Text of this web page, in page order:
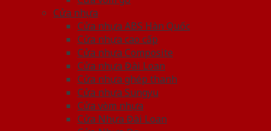
Cửa nhựa
Cửa nhựa ABS Hàn Quốc
Cửa nhựa cao cấp
Cửa nhựa Composite
Cửa nhựa Đài Loan
Cửa nhựa ghép thanh
Cửa nhựa Sungyu
Cửa vòm nhựa
Cửa Nhựa Đài Loan